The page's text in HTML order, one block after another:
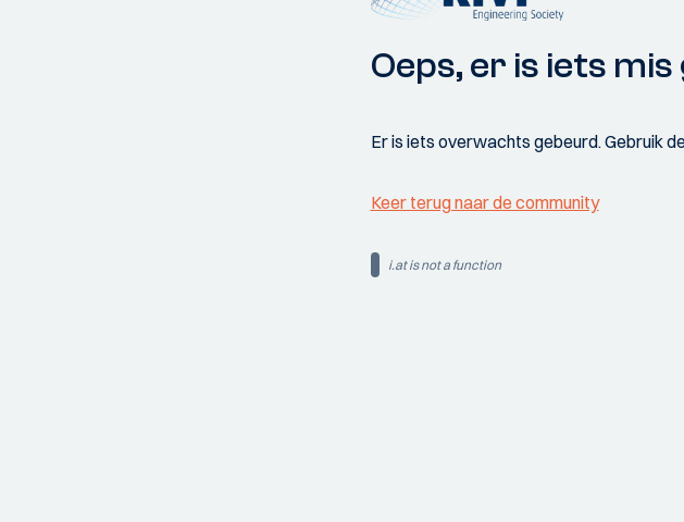
Oeps, er is iets mis
Er is iets overwachts gebeurd. Gebruik
Keer terug naar de community
i.at is not a function